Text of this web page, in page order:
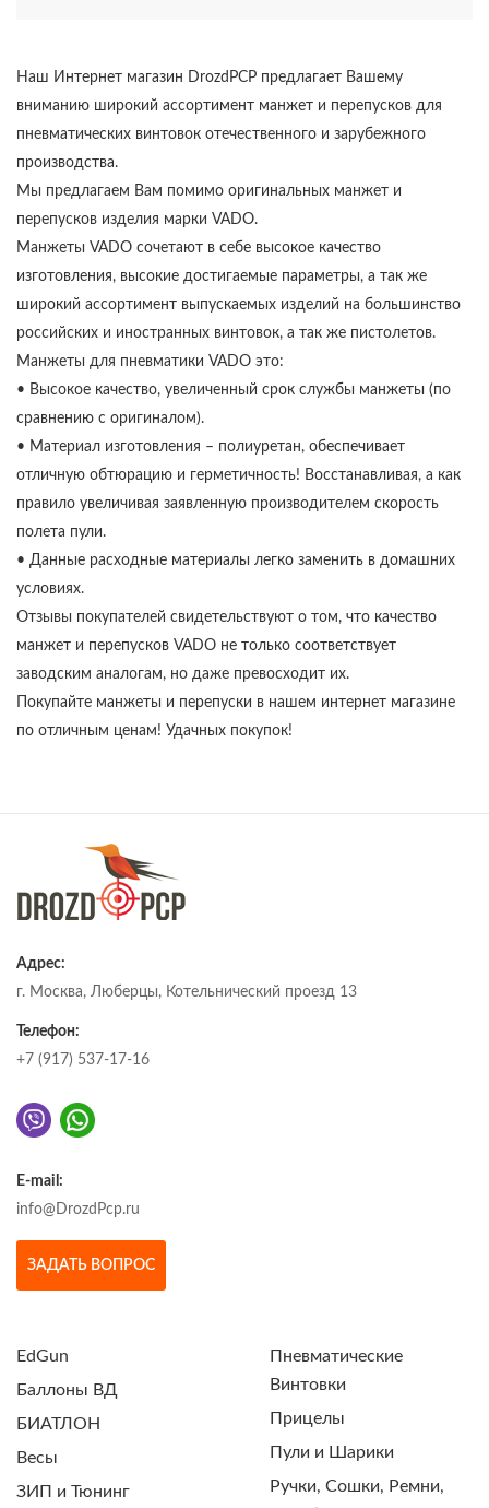
Наш Интернет магазин DrozdPCP предлагает Вашему
вниманию широкий ассортимент манжет и перепусков для
пневматических винтовок отечественного и зарубежного
производства.
Мы предлагаем Вам помимо оригинальных манжет и
перепусков изделия марки VADO.
Манжеты VADO сочетают в себе высокое качество
изготовления, высокие достигаемые параметры, а так же
широкий ассортимент выпускаемых изделий на большинство
российских и иностранных винтовок, а так же пистолетов.
Манжеты для пневматики VADO это:
• Высокое качество, увеличенный срок службы манжеты (по
сравнению с оригиналом).
• Материал изготовления – полиуретан, обеспечивает
отличную обтюрацию и герметичность! Восстанавливая, а как
правило увеличивая заявленную производителем скорость
полета пули.
• Данные расходные материалы легко заменить в домашних
условиях.
Отзывы покупателей свидетельствуют о том, что качество
манжет и перепусков VADO не только соответствует
заводским аналогам, но даже превосходит их.
Покупайте манжеты и перепуски в нашем интернет магазине
по отличным ценам! Удачных покупок!
Адрес:
г. Москва, Люберцы, Котельнический проезд 13
Телефон:
+7 (917) 537-17-16
E-mail:
info@DrozdPcp.ru
ЗАДАТЬ ВОПРОС
EdGun
Баллоны ВД
БИАТЛОН
Весы
ЗИП и Тюнинг
Пневматические
Винтовки
Прицелы
Пули и Шарики
Ручки, Сошки, Ремни,